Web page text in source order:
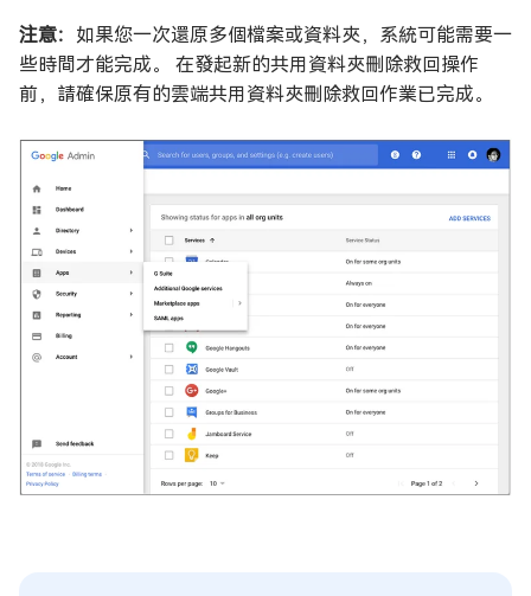
注意： 如果您一次還原多個檔案或資料夾，系統可能需要一
些時間才能完成。 在發起新的共用資料夾刪除救回操作
前，請確保原有的雲端共用資料夾刪除救回作業已完成。